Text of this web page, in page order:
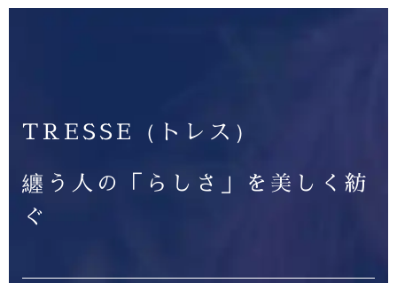
TRESSE（トレス）
纏う人の「らしさ」を美しく紡
ぐ